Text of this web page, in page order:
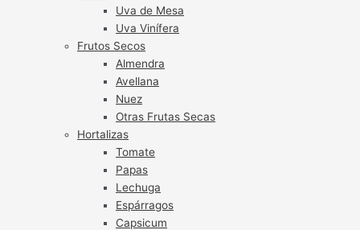
Uva de Mesa
Uva Vinífera
Frutos Secos
Almendra
Avellana
Nuez
Otras Frutas Secas
Hortalizas
Tomate
Papas
Lechuga
Espárragos
Capsicum